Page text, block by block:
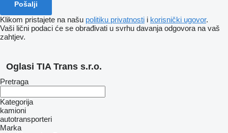
Klikom pristajete na našu politiku privatnosti i korisnički ugovor.
Vaši lični podaci će se obrađivati ​​u svrhu davanja odgovora na vaš
zahtjev.
Oglasi TIA Trans s.r.o.
Pretraga
Kategorija
kamioni
autotransporteri
Marka